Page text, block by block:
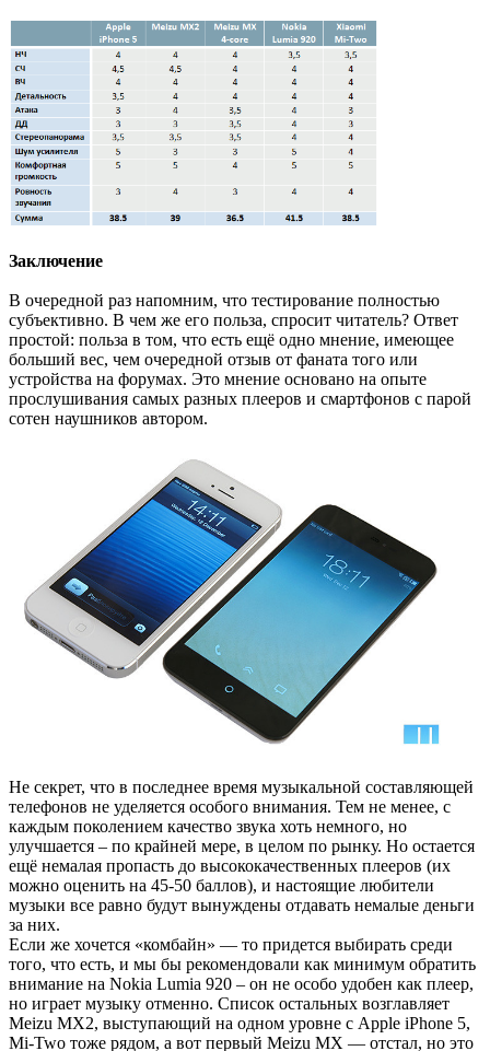
Заключение
В очередной раз напомним, что тестирование полностью
субъективно. В чем же его польза, спросит читатель? Ответ
простой: польза в том, что есть ещё одно мнение, имеющее
больший вес, чем очередной отзыв от фаната того или
устройства на форумах. Это мнение основано на опыте
прослушивания самых разных плееров и смартфонов с парой
сотен наушников автором.
Не секрет, что в последнее время музыкальной составляющей
телефонов не уделяется особого внимания. Тем не менее, с
каждым поколением качество звука хоть немного, но
улучшается – по крайней мере, в целом по рынку. Но остается
ещё немалая пропасть до высококачественных плееров (их
можно оценить на 45-50 баллов), и настоящие любители
музыки все равно будут вынуждены отдавать немалые деньги
за них.
Если же хочется «комбайн» — то придется выбирать среди
того, что есть, и мы бы рекомендовали как минимум обратить
внимание на Nokia Lumia 920 – он не особо удобен как плеер,
но играет музыку отменно. Список остальных возглавляет
Meizu MX2, выступающий на одном уровне с Apple iPhone 5,
Mi-Two тоже рядом, а вот первый Meizu MX — отстал, но это